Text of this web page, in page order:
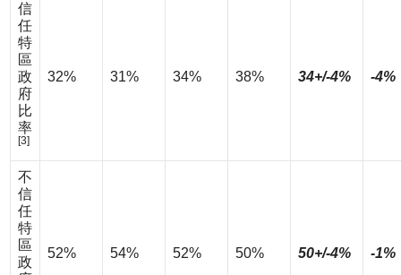
信
任
特
區
政
府
比
率
[3]
32% 31% 34% 38% 34+/-4% -4%
不
信
任
特
區
政
52% 54% 52% 50% 50+/-4% -1%